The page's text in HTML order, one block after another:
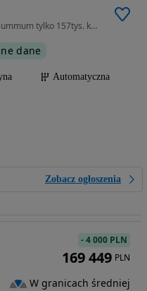
2953 cm3 • 304 KM • T6 304KM AWD Summum tylko 157tys. km Europa
dane
Automatyczna
Zobacz ogłoszenia
-4 000 PLN
169 449 PLN
W granicach średniej